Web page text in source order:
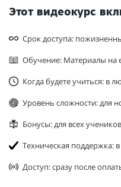
Этот видеокурс
Срок доступа:
Обучение: Материалы на
Когда будете учиться: в
Уровень сложности: для
Бонусы: для всех учеников
Техническая поддержка:
Доступ: сразу после